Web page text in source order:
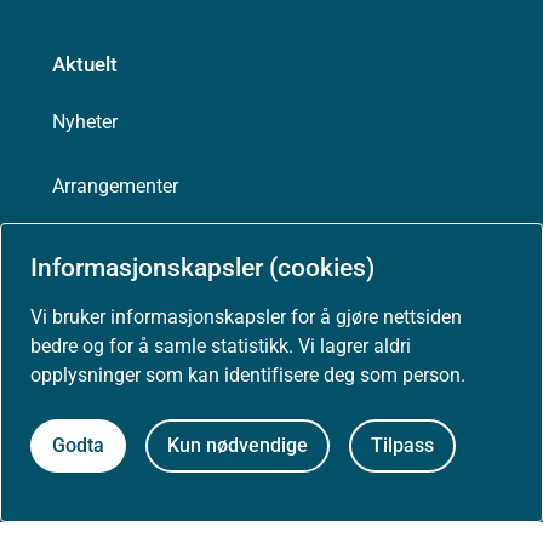
Informasjonskapsler (cookies)
Vi bruker informasjonskapsler for å gjøre nettsiden
bedre og for å samle statistikk. Vi lagrer aldri
opplysninger som kan identifisere deg som person.
Godta Kun nødvendige Tilpass
Aktuelt
Nyheter
Arrangementer
Presse
Om nettstedet